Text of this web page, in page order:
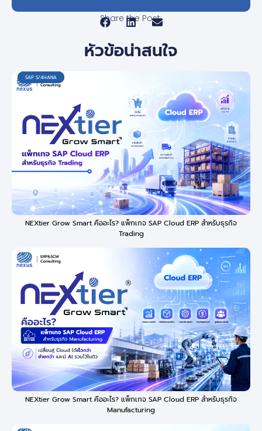
Share the Post:
หัวข้อน่าสนใจ
SAP S/4HANA
NEXtier Grow Smart คืออะไร? แพ็กเกจ SAP Cloud ERP สำหรับธุรกิจ
Trading
SAP S/4HANA
NEXtier Grow Smart คืออะไร? แพ็กเกจ SAP Cloud ERP สำหรับธุรกิจ
Manufacturing
SAP S/4HANA